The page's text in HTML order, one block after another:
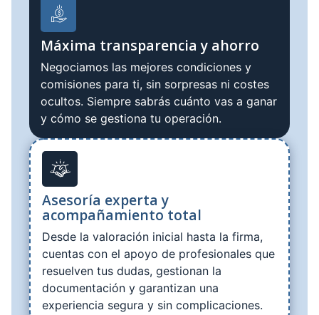
Máxima transparencia y ahorro
Negociamos las mejores condiciones y
comisiones para ti, sin sorpresas ni costes
ocultos. Siempre sabrás cuánto vas a ganar
y cómo se gestiona tu operación.
Asesoría experta y
acompañamiento total
Desde la valoración inicial hasta la firma,
cuentas con el apoyo de profesionales que
resuelven tus dudas, gestionan la
documentación y garantizan una
experiencia segura y sin complicaciones.